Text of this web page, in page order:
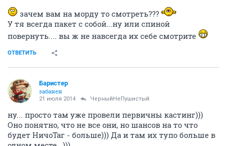
зачем вам на морду то смотреть???
У тя всегда пакет с собой...ну или спиной
повернуть.... вы ж не навсегда их себе смотрите
ОТВЕТИТЬ
Баристер
забанен
21 июля 2014 ЧерныйНеПушистый
ну... просто там уже провели первичны кастинг)))
Оно понятно, что не все они, но шансов на то что
будет НичоТаг - больше))) Да и там их тупо больше в